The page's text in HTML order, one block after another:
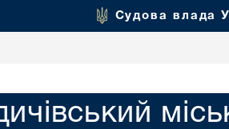
Судова влада